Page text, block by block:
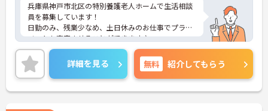
兵庫県神戸市北区の特別養護老人ホームで生活相談
員を募集しています！
日勤のみ、残業少なめ、土日休みのお仕事でプライ
ベートも充実させることができます♪
ご興味のある方は、面接のポイントをお伝えします
のでご連絡ください！
詳細を見る 無料 紹介してもらう